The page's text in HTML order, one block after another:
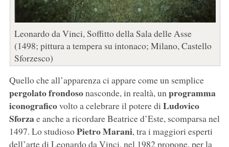
Leonardo da Vinci, Soffitto della Sala delle Asse
(1498; pittura a tempera su intonaco; Milano, Castello
Sforzesco)
Quello che all’apparenza ci appare come un semplice
pergolato frondosonasconde, in realtà, unprogramma
iconograficovolto a celebrare il potere di Ludovico
Sforzae anche a ricordare Beatrice d’Este, scomparsa nel
1497. Lo studiosoPietro Marani, tra i maggiori esperti
dell’arte di Leonardo da Vinci, nel 1982 propone, per la